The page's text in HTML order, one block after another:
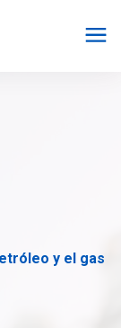
y el gas